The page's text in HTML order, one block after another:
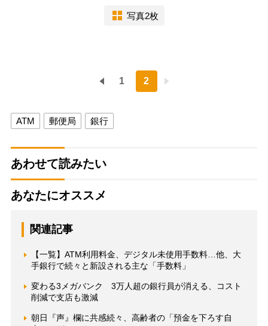
写真2枚
1 2
ATM 郵便局 銀行
あわせて読みたい
あなたにオススメ
関連記事
【一覧】ATM利用料金、デジタル未使用手数料…他、大
手銀行で続々と新設される主な「手数料」
変わる3メガバンク 3万人超の銀行員が消える、コスト
削減で支店も激減
朝日『声』欄に共感続々、高齢者の「預金を下ろす自